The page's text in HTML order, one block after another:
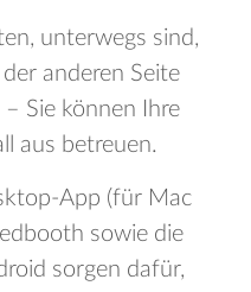
unterwegs sind,
anderen Seite
Sie können Ihre
aus betreuen.
App (für Mac
sowie die
sorgen dafür,